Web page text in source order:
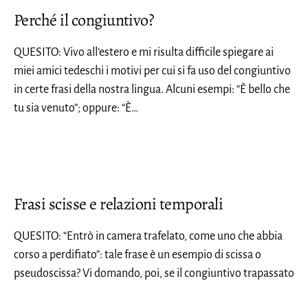
Perché il congiuntivo?
QUESITO: Vivo all’estero e mi risulta difficile spiegare ai
miei amici tedeschi i motivi per cui si fa uso del congiuntivo
in certe frasi della nostra lingua. Alcuni esempi: “È bello che
tu sia venuto”; oppure: “È…
Frasi scisse e relazioni temporali
QUESITO: “Entrò in camera trafelato, come uno che abbia
corso a perdifiato”: tale frase è un esempio di scissa o
pseudoscissa? Vi domando, poi, se il congiuntivo trapassato